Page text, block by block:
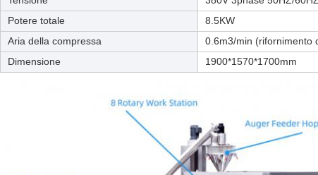
Potere totale
8.5KW
Aria della compressa
0.6m3/min (rifornimento
Dimensione
1900*1570*1700mm